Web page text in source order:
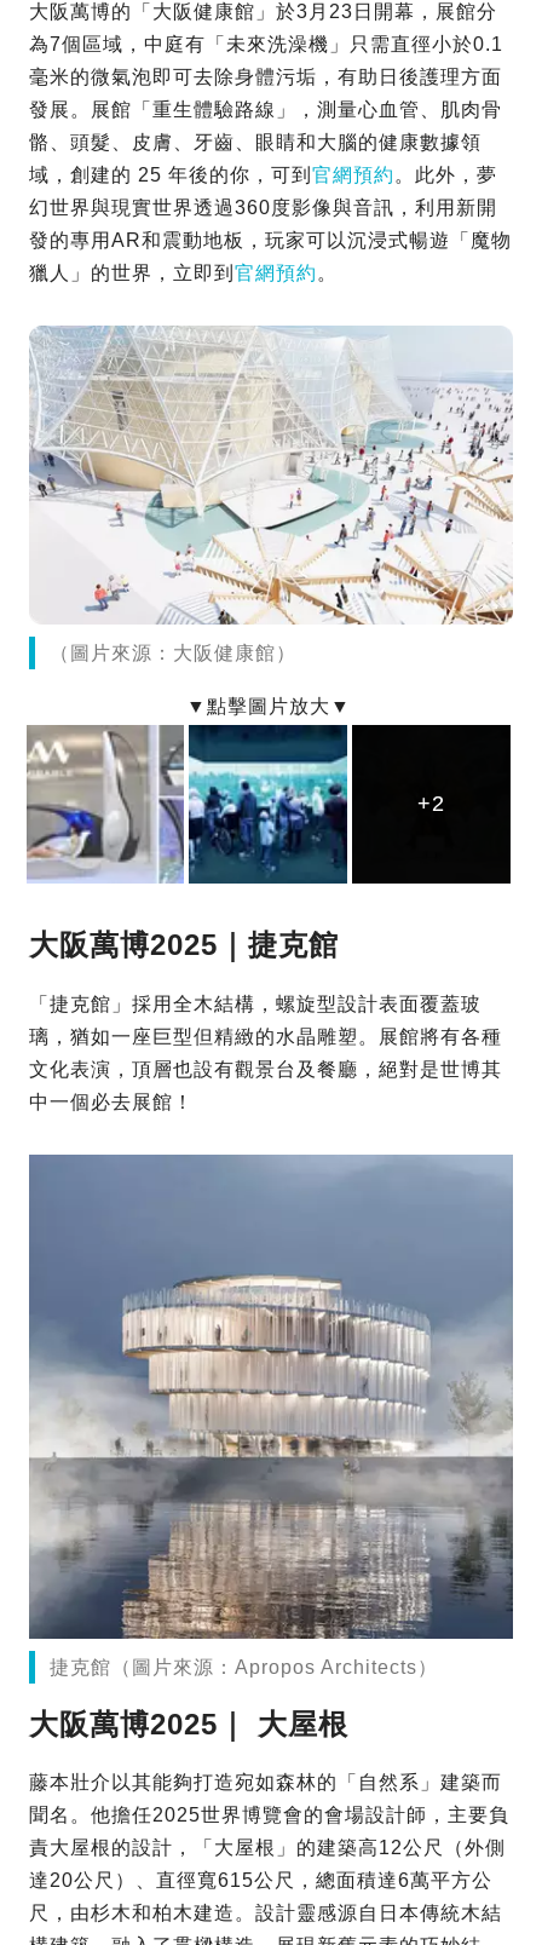
大阪萬博的「大阪健康館」於3月23日開幕，展館分
為7個區域，中庭有「未來洗澡機」只需直徑小於0.1
毫米的微氣泡即可去除身體污垢，有助日後護理方面
發展。展館「重生體驗路線」，測量心血管、肌肉骨
骼、頭髮、皮膚、牙齒、眼睛和大腦的健康數據領
域，創建的 25 年後的你，可到 官網預約 。此外，夢
幻世界與現實世界透過360度影像與音訊，利用新開
發的專用AR和震動地板，玩家可以沉浸式暢遊「魔物
獵人」的世界，立即到 官網預約 。
（圖片來源：大阪健康館）
+2
+2
+2
大阪萬博2025｜捷克館
「捷克館」採用全木結構，螺旋型設計表面覆蓋玻
璃，猶如一座巨型但精緻的水晶雕塑。展館將有各種
文化表演，頂層也設有觀景台及餐廳，絕對是世博其
中一個必去展館！
捷克館（圖片來源：Apropos Architects）
大阪萬博2025｜ 大屋根
藤本壯介以其能夠打造宛如森林的「自然系」建築而
聞名。他擔任2025世界博覽會的會場設計師，主要負
責大屋根的設計，「大屋根」的建築高12公尺（外側
達20公尺）、直徑寬615公尺，總面積達6萬平方公
尺，由杉木和柏木建造。設計靈感源自日本傳統木結